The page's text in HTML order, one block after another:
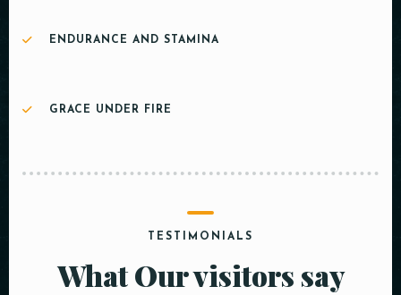
ENDURANCE AND STAMINA
GRACE UNDER FIRE
TESTIMONIALS
What Our visitors say